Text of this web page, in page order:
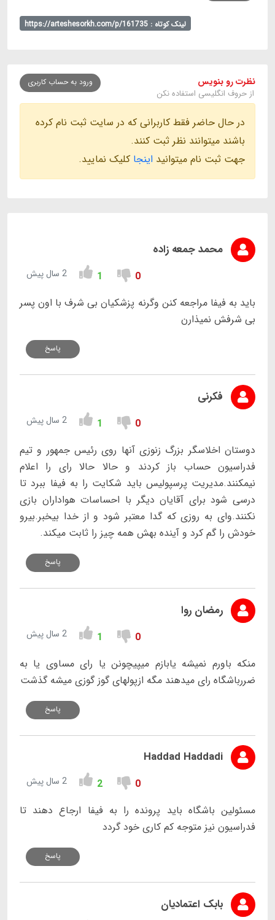
لینک کوتاه : https://arteshesorkh.com/p/161735
نظرت رو بنویس
از حروف انگلیسی استفاده نکن
ورود به حساب کاربری
در حال حاضر فقط کاربرانی که در سایت ثبت نام کرده
باشند میتوانند نظر ثبت کنند.
جهت ثبت نام میتوانید اینجا کلیک نمایید.
محمد جمعه زاده
0
1 2 سال پیش
باید به فیفا مراجعه کنن وگرنه پزشکیان بی شرف با اون پسر
بی شرفش نمیذارن
پاسخ
فکرنی
0
1 2 سال پیش
دوستان اخلاسگر بزرگ زنوزی آنها روی رئیس جمهور و تیم
فدراسیون حساب باز کردند و حالا حالا رای را اعلام
نیمکنند.مدیریت پرسپولیس باید شکایت را به فیفا ببرد تا
درسی شود برای آقایان دیگر با احساسات هواداران بازی
نکنند.وای به روزی که گدا معتبر شود و از خدا بیخبر.بیرو
خودش را گم کرد و آینده بهش همه چیز را ثابت میکند.
پاسخ
رمضان روا
0
1 2 سال پیش
منکه باورم نمیشه یابازم میپیچونن یا رای مساوی یا به
ضررباشگاه رای میدهند مگه ازپولهای گوز گوزی میشه گذشت
پاسخ
Haddad Haddadi
0
2 2 سال پیش
مسئولین باشگاه باید پرونده را به فیفا ارجاع دهند تا
فدراسیون نیز متوجه کم کاری خود گردد
پاسخ
بابک اعتمادیان